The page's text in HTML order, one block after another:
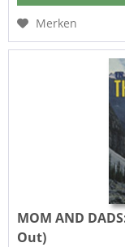
Merken
MOM AND
Out)